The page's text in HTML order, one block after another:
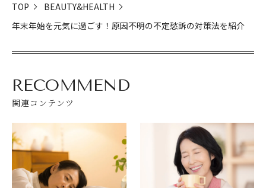
TOP
BEAUTY&HEALTH
年末年始を元気に過ごす！原因不明の不定愁訴の対策法を紹介
RECOMMEND
関連コンテンツ